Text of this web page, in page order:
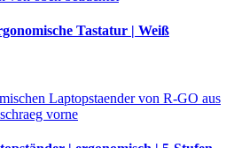
Tastatur | Weiß